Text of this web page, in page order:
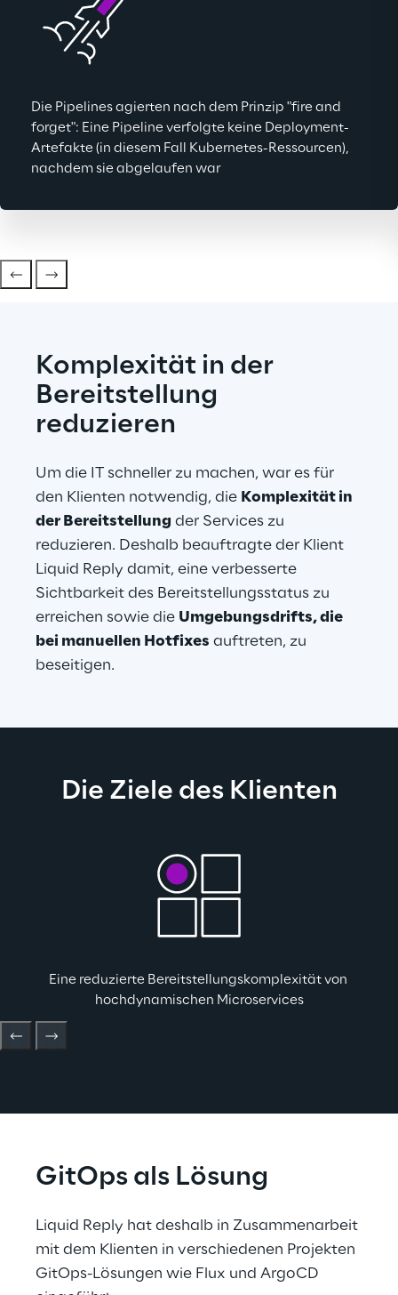
Die Pipelines agierten nach dem Prinzip "fire and
forget": Eine Pipeline verfolgte keine Deployment-
Artefakte (in diesem Fall Kubernetes-Ressourcen),
nachdem sie abgelaufen war
Komplexität in der
Bereitstellung
reduzieren
Um die IT schneller zu machen, war es für
den Klienten notwendig, die Komplexität in
der Bereitstellung der Services zu
reduzieren. Deshalb beauftragte der Klient
Liquid Reply damit, eine verbesserte
Sichtbarkeit des Bereitstellungsstatus zu
erreichen sowie die Umgebungsdrifts, die
bei manuellen Hotfixes auftreten, zu
beseitigen.
Die Ziele des Klienten
Eine reduzierte Bereitstellungskomplexität von
hochdynamischen Microservices
GitOps als Lösung
Liquid Reply hat deshalb in Zusammenarbeit
mit dem Klienten in verschiedenen Projekten
GitOps-Lösungen wie Flux und ArgoCD